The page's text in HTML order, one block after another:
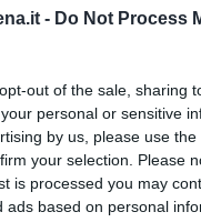
- Do Not Process
out of the sale, sharing
personal or sensitive
by us, please use
your selection. Please
is processed you may
ads based on personal
ci metterà IO ad
per adesso più che
deve: sarà un problema
abbondanti o il Covid, ma
strombazzato per bocca
televendita, ci faccia
un servizio digitale che